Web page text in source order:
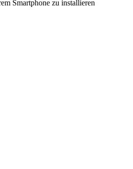
Smartphone zu installieren